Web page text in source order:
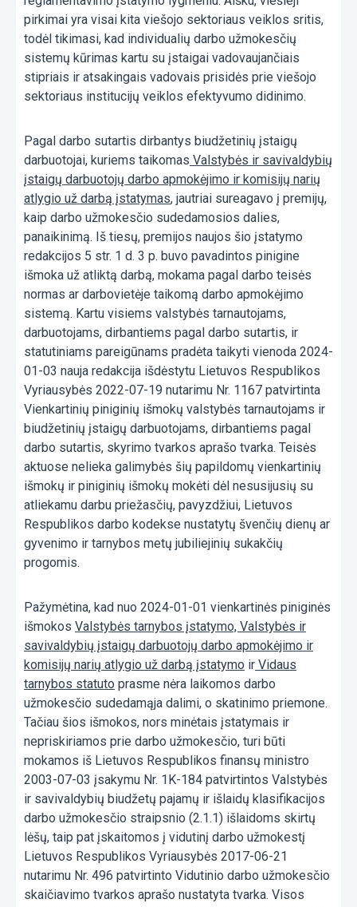
pirkimai yra visai kita viešojo sektoriaus veiklos sritis,
todėl tikimasi, kad individualių darbo užmokesčių
sistemų kūrimas kartu su įstaigai vadovaujančiais
stipriais ir atsakingais vadovais prisidės prie viešojo
sektoriaus institucijų veiklos efektyvumo didinimo.
Pagal darbo sutartis dirbantys biudžetinių įstaigų
darbuotojai, kuriems taikomas Valstybės ir savivaldybių
įstaigų darbuotojų darbo apmokėjimo ir komisijų narių
atlygio už darbą įstatymas, jautriai sureagavo į premijų,
kaip darbo užmokesčio sudedamosios dalies,
panaikinimą. Iš tiesų, premijos naujos šio įstatymo
redakcijos 5 str. 1 d. 3 p. buvo pavadintos pinigine
išmoka už atliktą darbą, mokama pagal darbo teisės
normas ar darbovietėje taikomą darbo apmokėjimo
sistemą. Kartu visiems valstybės tarnautojams,
darbuotojams, dirbantiems pagal darbo sutartis, ir
statutiniams pareigūnams pradėta taikyti vienoda 2024-
01-03 nauja redakcija išdėstytu Lietuvos Respublikos
Vyriausybės 2022-07-19 nutarimu Nr. 1167 patvirtinta
Vienkartinių piniginių išmokų valstybės tarnautojams ir
biudžetinių įstaigų darbuotojams, dirbantiems pagal
darbo sutartis, skyrimo tvarkos aprašo tvarka. Teisės
aktuose nelieka galimybės šių papildomų vienkartinių
išmokų ir piniginių išmokų mokėti dėl nesusijusių su
atliekamu darbu priežasčių, pavyzdžiui, Lietuvos
Respublikos darbo kodekse nustatytų švenčių dienų ar
gyvenimo ir tarnybos metų jubiliejinių sukakčių
progomis.
Pažymėtina, kad nuo 2024-01-01 vienkartinės piniginės
išmokos Valstybės tarnybos įstatymo, Valstybės ir
savivaldybių įstaigų darbuotojų darbo apmokėjimo ir
komisijų narių atlygio už darbą įstatymo ir Vidaus
tarnybos statuto prasme nėra laikomos darbo
užmokesčio sudedamąja dalimi, o skatinimo priemone.
Tačiau šios išmokos, nors minėtais įstatymais ir
nepriskiriamos prie darbo užmokesčio, turi būti
mokamos iš Lietuvos Respublikos finansų ministro
2003-07-03 įsakymu Nr. 1K-184 patvirtintos Valstybės
ir savivaldybių biudžetų pajamų ir išlaidų klasifikacijos
darbo užmokesčio straipsnio (2.1.1) išlaidoms skirtų
lėšų, taip pat įskaitomos į vidutinį darbo užmokestį
Lietuvos Respublikos Vyriausybės 2017-06-21
nutarimu Nr. 496 patvirtinto Vidutinio darbo užmokesčio
skaičiavimo tvarkos aprašo nustatyta tvarka. Visos